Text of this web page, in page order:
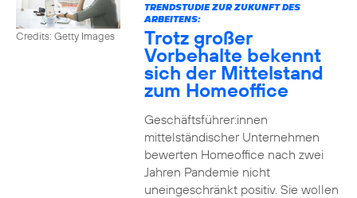
Credits: Getty Images
TRENDSTUDIE ZUR ZUKUNFT DES
ARBEITENS:
Trotz großer
Vorbehalte bekennt
sich der Mittelstand
zum Homeoffice
Geschäftsführer:innen
mittelständischer Unternehmen
bewerten Homeoffice nach zwei
Jahren Pandemie nicht
uneingeschränkt positiv. Sie wollen